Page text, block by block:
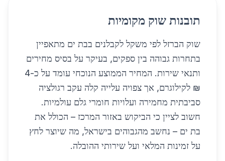
תובנות שוק מקומיות
שוק הברזל לפי משקל לקבלנים בבת ים מתאפיין
בתחרות גבוהה בין ספקים, בעיקר על בסיס מחירים
ותנאי שירות. המחיר הממוצע הנוכחי עומד על כ-4
₪ לקילוגרם, אך צפויה עלייה קלה עקב רגולציה
סביבתית מחמירה ועלויות חומרי גלם עולמיות.
חשוב לציין כי הביקוש באזור המרכז – הכולל את
בת ים – נחשב מהגבוהים בישראל, מה שיוצר לחץ
על זמינות המלאי ועל שירותי ההובלה.